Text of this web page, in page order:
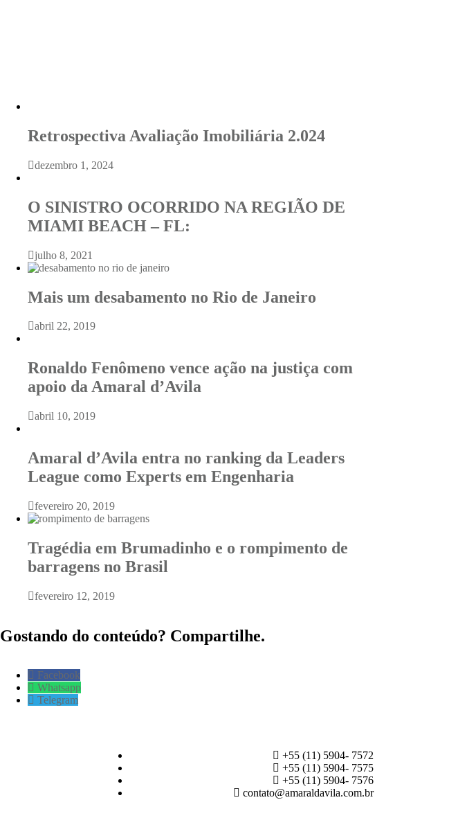
Retrospectiva Avaliação Imobiliária 2.024
dezembro 1, 2024
O SINISTRO OCORRIDO NA REGIÃO DE
MIAMI BEACH – FL:
julho 8, 2021
Mais um desabamento no Rio de Janeiro
abril 22, 2019
Ronaldo Fenômeno vence ação na justiça com
apoio da Amaral d’Avila
abril 10, 2019
Amaral d’Avila entra no ranking da Leaders
League como Experts em Engenharia
fevereiro 20, 2019
Tragédia em Brumadinho e o rompimento de
barragens no Brasil
fevereiro 12, 2019
Gostando do conteúdo? Compartilhe.
Facebook
Whatsapp
Telegram
+55 (11) 5904- 7572
+55 (11) 5904- 7575
+55 (11) 5904- 7576
contato@amaraldavila.com.br